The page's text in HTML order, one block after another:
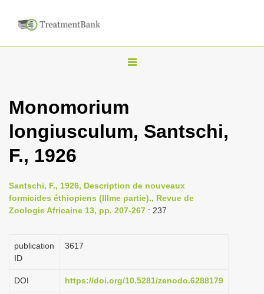
T
g
l
v
i
i
Monomorium
longiusculum, Santschi,
F., 1926
Santschi, F., 1926, Description de nouveaux
formicides éthiopiens (IIIme partie)., Revue de
Zoologie Africaine 13, pp. 207-267 : 237
publication
ID
3617
DOI https://doi.org/10.5281/zenodo.6288179